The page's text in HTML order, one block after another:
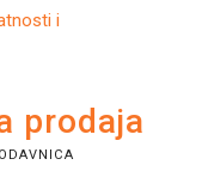
i
prodaja